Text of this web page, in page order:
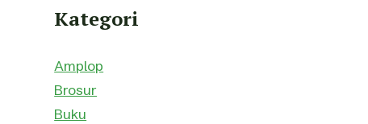
Kategori
Amplop
Brosur
Buku